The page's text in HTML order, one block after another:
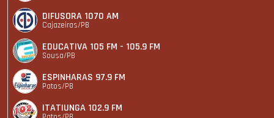
DIFUSORA 1070 AM
Cajazeiras/PB
EDUCATIVA 105 FM - 105.9 FM
Sousa/PB
ESPINHARAS 97.9 FM
Patos/PB
ITATIUNGA 102.9 FM